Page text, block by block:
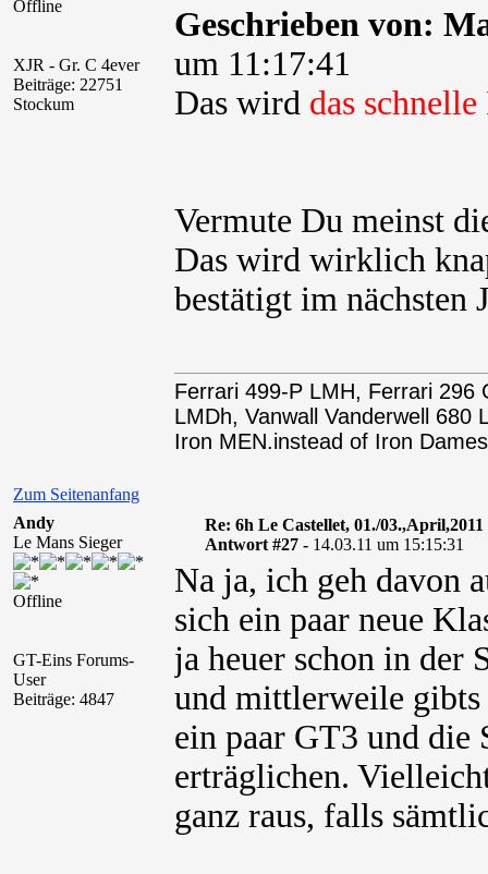
Offline
XJR - Gr. C 4ever
Beiträge: 22751
Stockum
Geschrieben von:
um 11:17:41
Das wird das
Vermute Du meinst
Das wird wirklich
bestätigt im nächsten
Zum Seitenanfang
Ferrari 499-P LMH, Ferrari 296
LMDh, Vanwall Vanderwell
Iron MEN.instead of Iron
Andy
Le Mans Sieger
Offline
GT-Eins Forums-
User
Beiträge: 4847
Re: 6h Le Castellet, 01./03.,April,2011
Antwort #27 - 14.03.11 um 15:15:31
Na ja, ich geh davon
sich ein paar neue
ja heuer schon in der
und mittlerweile gibts
ein paar GT3 und die
erträglichen.
ganz raus, falls